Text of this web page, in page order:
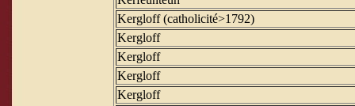
Kergloff (catholicité>1792)
Kergloff
Kergloff
Kergloff
Kergloff